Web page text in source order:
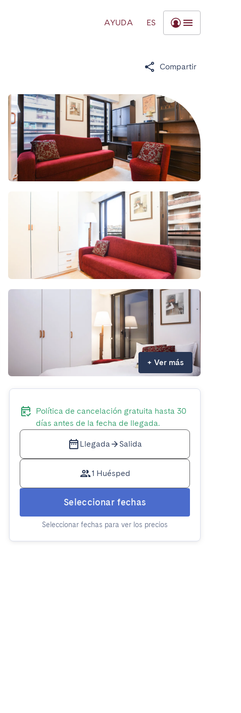
AYUDA ES
Compartir
+ Ver más
Política de cancelación gratuita hasta 30
días antes de la fecha de llegada.
Llegada Salida
1 Huésped
Seleccionar fechas
Seleccionar fechas para ver los precios